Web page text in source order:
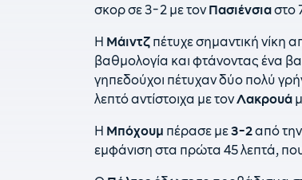
σκορ σε 3-2 με τονΠασιένσιαστο
Η Μάιντζ πέτυχε σημαντική νίκη
βαθμολογία και φτάνοντας ένα
γηπεδούχοι πέτυχαν δύο πολύ
λεπτό αντίστοιχα με τονΛακρουά
Η Μπόχουμ πέρασε με3-2από
εμφάνιση στα πρώτα 45 λεπτά,